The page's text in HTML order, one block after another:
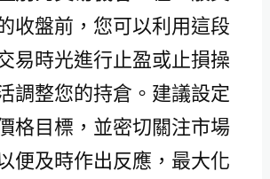
收盤前，您可以利用這段
易時光進行止盈或止損操
調整您的持倉。建議設定
格目標，並密切關注市場
便及時作出反應，最大化